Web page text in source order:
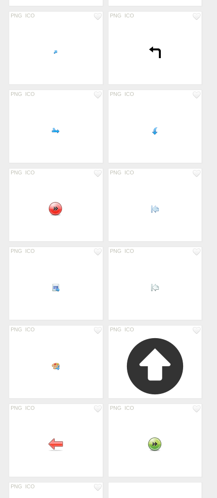
PNG ICO PNG ICO
PNG ICO PNG ICO
PNG ICO PNG ICO
PNG ICO PNG ICO
PNG ICO PNG ICO
PNG ICO PNG ICO
PNG ICO